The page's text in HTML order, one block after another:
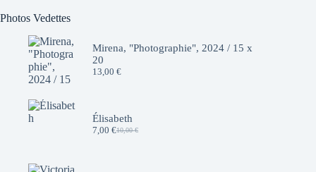
Photos Vedettes
Mirena, "Photographie", 2024 / 15 x
20
13,00 €
Élisabeth
10,00€
Le
7,00 €Le